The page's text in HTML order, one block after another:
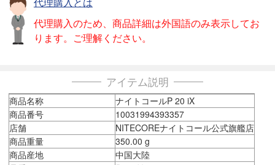
代理購入のため、商品詳細は外国語のみ表示してお
ります。ご理解ください。
アイテム説明
商品名称
ナイトコールP 20 iX
商品番号
10031994393357
店舗
NITECOREナイトコール公式旗艦店
商品重量
350.00 g
商品産地
中国大陸